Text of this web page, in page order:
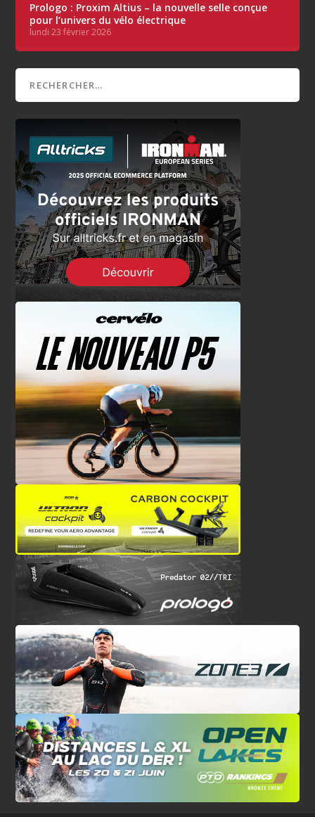
Prologo : Proxim Altius – la nouvelle selle conçue
pour l’univers du vélo électrique
lundi 23 février 2026